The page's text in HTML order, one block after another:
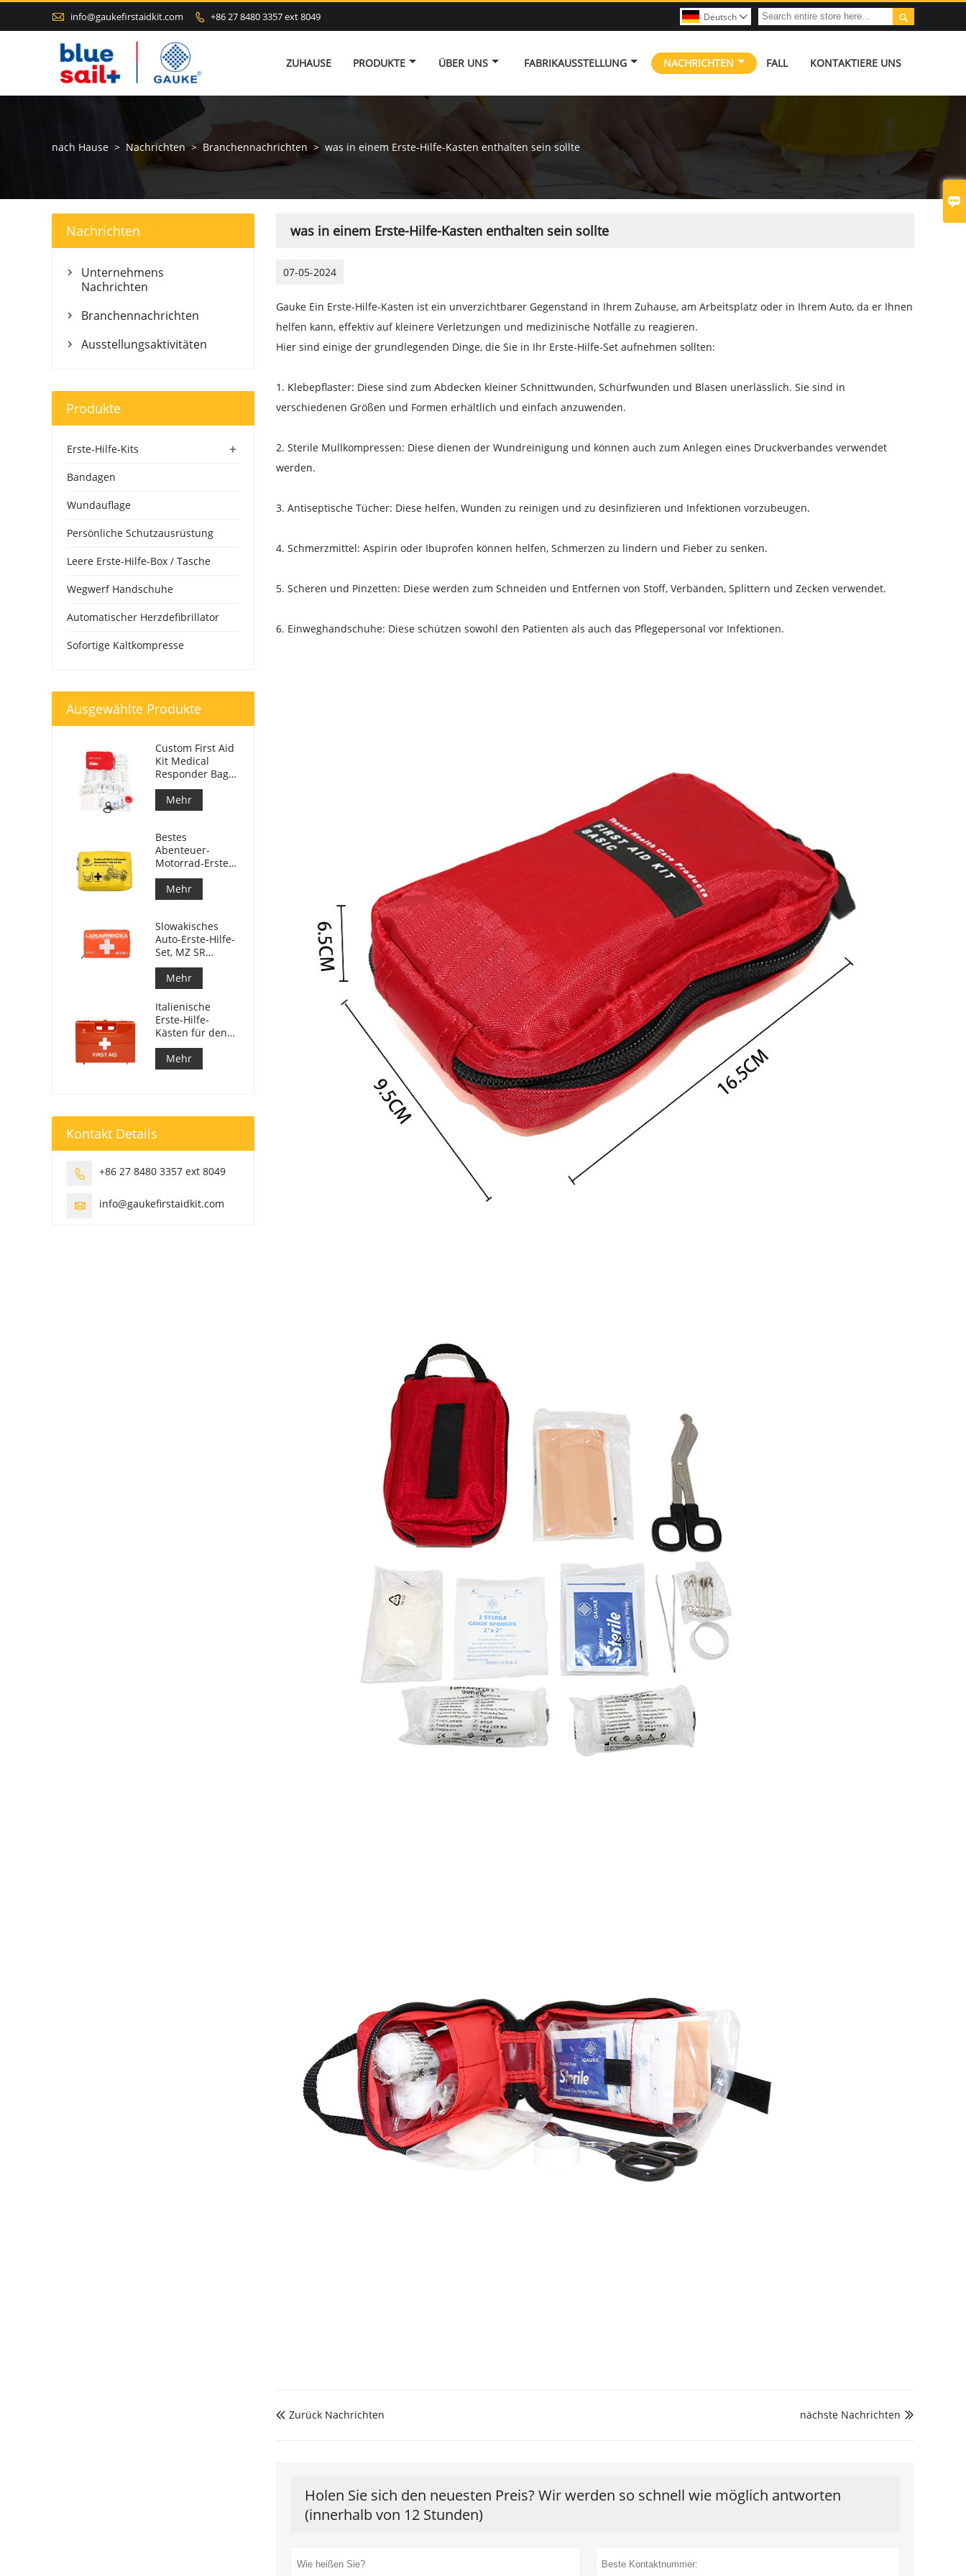

 info@gaukefirstaidkit.com  +86 27 8480 3357 ext 8049 
Deutsch 
ZUHAUSE PRODUKTE ÜBER UNS FABRIKAUSSTELLUNG NACHRICHTEN FALL KONTAKTIERE UNS
nach Hause > Nachrichten > Branchennachrichten > was in einem Erste-Hilfe-Kasten enthalten sein sollte
was in einem Erste-Hilfe-Kasten enthalten sein sollte
07-05-2024
Gauke Ein Erste-Hilfe-Kasten ist ein unverzichtbarer Gegenstand in Ihrem Zuhause, am Arbeitsplatz oder in Ihrem Auto, da er Ihnen
helfen kann, effektiv auf kleinere Verletzungen und medizinische Notfälle zu reagieren.
Hier sind einige der grundlegenden Dinge, die Sie in Ihr Erste-Hilfe-Set aufnehmen sollten:
1. Klebepflaster: Diese sind zum Abdecken kleiner Schnittwunden, Schürfwunden und Blasen unerlässlich. Sie sind in
verschiedenen Größen und Formen erhältlich und einfach anzuwenden.
2. Sterile Mullkompressen: Diese dienen der Wundreinigung und können auch zum Anlegen eines Druckverbandes verwendet
werden.
3. Antiseptische Tücher: Diese helfen, Wunden zu reinigen und zu desinfizieren und Infektionen vorzubeugen.
4. Schmerzmittel: Aspirin oder Ibuprofen können helfen, Schmerzen zu lindern und Fieber zu senken.
5. Scheren und Pinzetten: Diese werden zum Schneiden und Entfernen von Stoff, Verbänden, Splittern und Zecken verwendet.
6. Einweghandschuhe: Diese schützen sowohl den Patienten als auch das Pflegepersonal vor Infektionen.
 Zurück Nachrichten 
nächste Nachrichten
Holen Sie sich den neuesten Preis? Wir werden so schnell wie möglich antworten
(innerhalb von 12 Stunden)
Nachrichten

Unternehmens
Nachrichten
 Branchennachrichten
 Ausstellungsaktivitäten
Produkte
+
Erste-Hilfe-Kits
Bandagen
Wundauflage
Persönliche Schutzausrüstung
Leere Erste-Hilfe-Box / Tasche
Wegwerf Handschuhe
Automatischer Herzdefibrillator
Sofortige Kaltkompresse
Ausgewählte Produkte
Custom First Aid
Kit Medical
Responder Bag
für Auto
Mehr
Bestes
Abenteuer-
Motorrad-Erste-
Hilfe-Set für
Motorradfahrer
Mehr
Slowakisches
Auto-Erste-Hilfe-
Set, MZ SR
č.143/2009
Mehr
Italienische
Erste-Hilfe-
Kästen für den
Arbeitsplatz
entsprechen DM
388 vom
Mehr
Kontakt Details
 +86 27 8480 3357 ext 8049
 info@gaukefirstaidkit.com